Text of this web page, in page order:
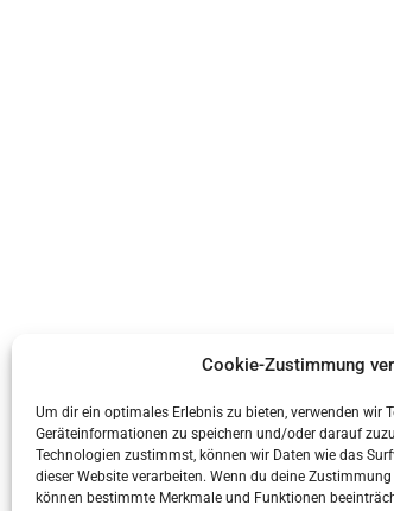
Cookie-Zustimmung
Um dir ein optimales Erlebnis zu bieten, verwenden wir
Geräteinformationen zu speichern und/oder darauf
Technologien zustimmst, können wir Daten wie das
dieser Website verarbeiten. Wenn du deine
können bestimmte Merkmale und Funktionen